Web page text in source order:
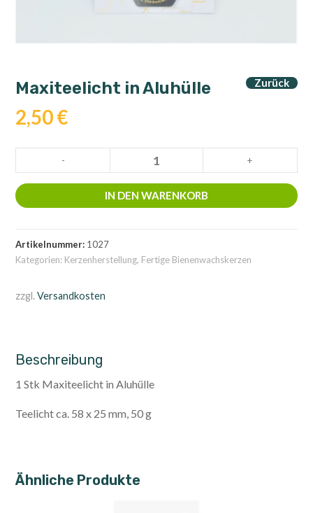
Zurück
Maxiteelicht in Aluhülle
2,50€
in
Aluhülle
Menge
- +
IN DEN WARENKORB
Artikelnummer: 1027
Kategorien: Kerzenherstellung, Fertige Bienenwachskerzen
zzgl.Versandkosten
Beschreibung
1 Stk Maxiteelicht in Aluhülle
Teelicht ca. 58 x 25 mm, 50 g
Ähnliche Produkte